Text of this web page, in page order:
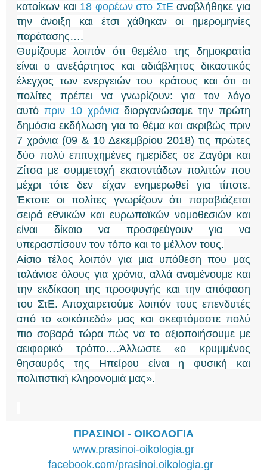
κατοίκων και 18 φορέων στο ΣτΕ αναβλήθηκε για
την άνοιξη και έτσι χάθηκαν οι ημερομηνίες
παράτασης….
Θυμίζουμε λοιπόν ότι θεμέλιο της δημοκρατία
είναι ο ανεξάρτητος και αδιάβλητος δικαστικός
έλεγχος των ενεργειών του κράτους και ότι οι
πολίτες πρέπει να γνωρίζουν: για τον λόγο
αυτό πριν 10 χρόνια διοργανώσαμε την πρώτη
δημόσια εκδήλωση για το θέμα και ακριβώς πριν
7 χρόνια (09 & 10 Δεκεμβρίου 2018) τις πρώτες
δύο πολύ επιτυχημένες ημερίδες σε Ζαγόρι και
Ζίτσα με συμμετοχή εκατοντάδων πολιτών που
μέχρι τότε δεν είχαν ενημερωθεί για τίποτε.
Έκτοτε οι πολίτες γνωρίζουν ότι παραβιάζεται
σειρά εθνικών και ευρωπαϊκών νομοθεσιών και
είναι δίκαιο να προσφεύγουν για να
υπερασπίσουν τον τόπο και το μέλλον τους.
Αίσιο τέλος λοιπόν για μια υπόθεση που μας
ταλάνισε όλους για χρόνια, αλλά αναμένουμε και
την εκδίκαση της προσφυγής και την απόφαση
του ΣτΕ. Αποχαιρετούμε λοιπόν τους επενδυτές
από το «οικόπεδό» μας και σκεφτόμαστε πολύ
πιο σοβαρά τώρα πώς να το αξιοποιήσουμε με
αειφορικό τρόπο….Άλλωστε «ο κρυμμένος
θησαυρός της Ηπείρου είναι η φυσική και
πολιτιστική κληρονομιά μας».
ΠΡΑΣΙΝΟΙ - ΟΙΚΟΛΟΓΙΑ
www.prasinoi-oikologia.gr
facebook.com/prasinoi.oikologia.gr